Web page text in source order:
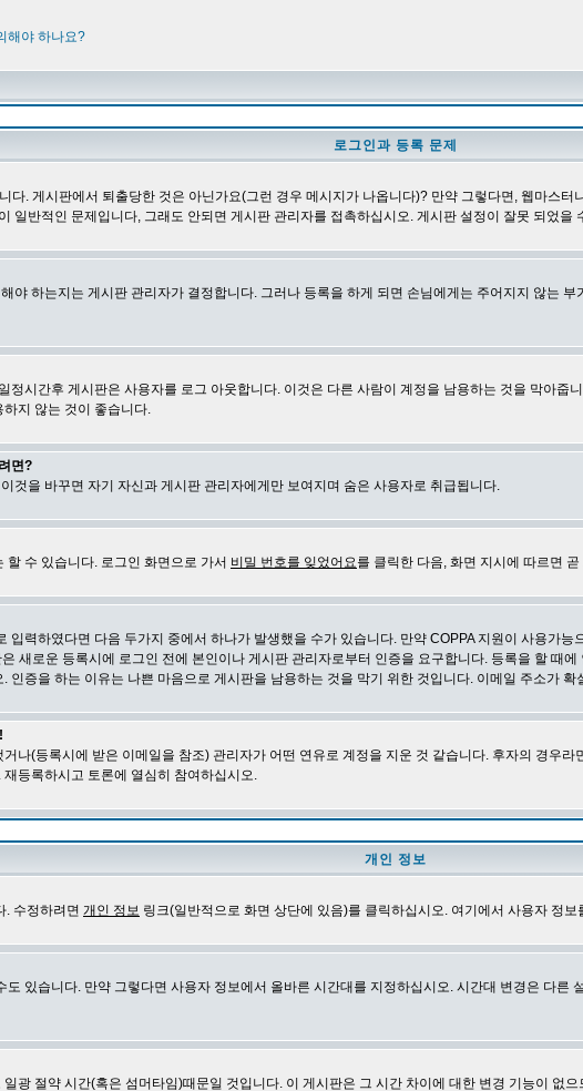
해야 하나요?
로그인과 등록 문제
다. 게시판에서 퇴출당한 것은 아닌가요(그런 경우 메시지가 나옵니다)? 만약 그렇다면, 웹마스
일반적인 문제입니다, 그래도 안되면 게시판 관리자를 접촉하십시오. 게시판 설정이 잘못 되었을
야 하는지는 게시판 관리자가 결정합니다. 그러나 등록을 하게 되면 손님에게는 주어지지 않는
정시간후 게시판은 사용자를 로그 아웃합니다. 이것은 다른 사람이 계정을 남용하는 것을 막아줍
지 않는 것이 좋습니다.
면?
것을 바꾸면 자기 자신과 게시판 관리자에게만 보여지며 숨은 사용자로 취급됩니다.
수 있습니다. 로그인 화면으로 가서 비밀 번호를 잊었어요를 클릭한 다음, 화면 지시에 따르면
력하였다면 다음 두가지 중에서 하나가 발생했을 수가 있습니다. 만약 COPPA 지원이 사용가능
새로운 등록시에 로그인 전에 본인이나 게시판 관리자로부터 인증을 요구합니다. 등록을 할 때
인증을 하는 이유는 나쁜 마음으로 게시판을 남용하는 것을 막기 위한 것입니다. 이메일 주소가
나(등록시에 받은 이메일을 참조) 관리자가 어떤 연유로 계정을 지운 것 같습니다. 후자의 경우
등록하시고 토론에 열심히 참여하십시오.
개인 정보
. 수정하려면 개인 정보 링크(일반적으로 화면 상단에 있음)를 클릭하십시오. 여기에서 사용자 정보
있습니다. 만약 그렇다면 사용자 정보에서 올바른 시간대를 지정하십시오. 시간대 변경은 다
광 절약 시간(혹은 섬머타임)때문일 것입니다. 이 게시판은 그 시간 차이에 대한 변경 기능이 없